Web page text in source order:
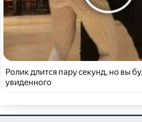
Ролик длится пару секунд, но вы
увиденного